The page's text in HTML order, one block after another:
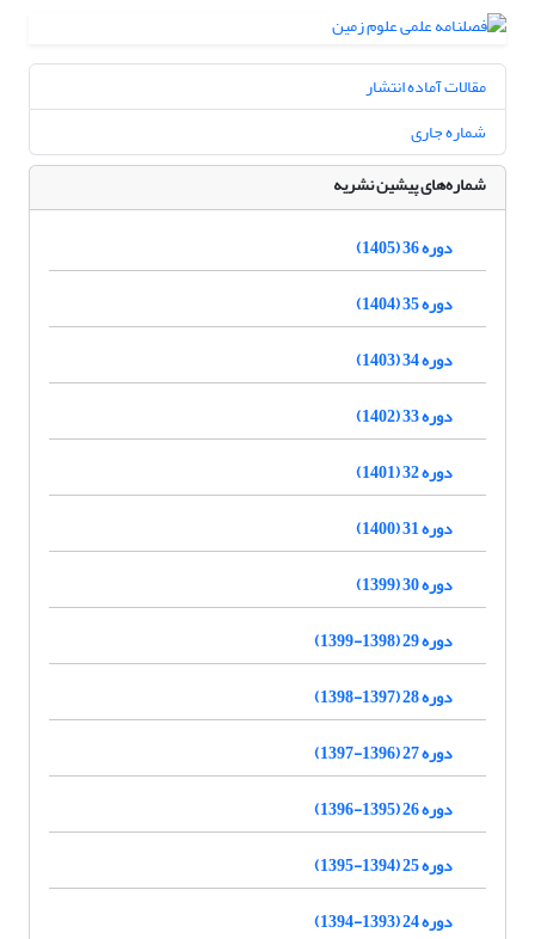
مقالات آماده انتشار
شماره جاری
شماره‌های پیشین نشریه
دوره 36 (1405)
دوره 35 (1404)
دوره 34 (1403)
دوره 33 (1402)
دوره 32 (1401)
دوره 31 (1400)
دوره 30 (1399)
دوره 29 (1398-1399)
دوره 28 (1397-1398)
دوره 27 (1396-1397)
دوره 26 (1395-1396)
دوره 25 (1394-1395)
دوره 24 (1393-1394)